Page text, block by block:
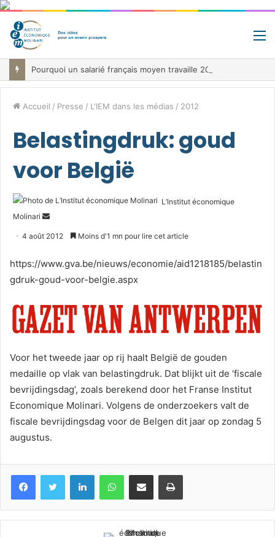
Accueil / Presse / L'IEM dans les médias / 2012
Belastingdruk: goud
voor België
L’Institut économique
Molinari
Envoyer
4 août 2012 Moins d'1 mn pour lire cet article
https://www.gva.be/nieuws/economie/aid1218185/belastin
gdruk-goud-voor-belgie.aspx
Voor het tweede jaar op rij haalt België de gouden
medaille op vlak van belastingdruk. Dat blijkt uit de ‘fiscale
bevrijdingsdag’, zoals berekend door het Franse Institut
Economique Molinari. Volgens de onderzoekers valt de
fiscale bevrijdingsdag voor de Belgen dit jaar op zondag 5
augustus.
FacebookTwitter LinkedinWhatsApp
Partagez par mail Imprimez